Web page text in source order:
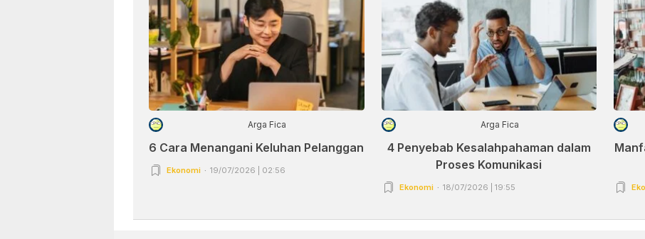
Arga Fica
6 Cara Menangani Keluhan Pelanggan
Ekonomi 19/07/2026 | 02:56
Arga Fica
4 Penyebab Kesalahpahaman dalam
Proses Komunikasi
Ekonomi 18/07/2026 | 19:55